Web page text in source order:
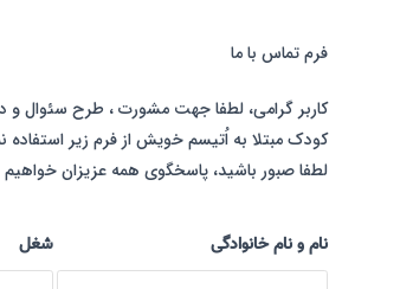
فرم تماس با ما
کاربر گرامی، لطفا جهت مشورت ، طرح سئوال و
کودک مبتلا به اُتیسم خویش از فرم زیر استفاده
لطفا صبور باشید، پاسخگوی همه عزیزان خواهیم
نام و نام خانوادگی شغل